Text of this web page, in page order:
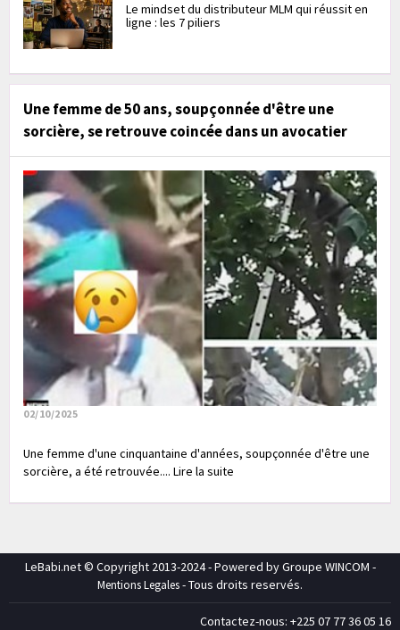
Le mindset du distributeur MLM qui réussit en
ligne : les 7 piliers
Une femme de 50 ans, soupçonnée d'être une
sorcière, se retrouve coincée dans un avocatier
02/10/2025
Une femme d'une cinquantaine d'années, soupçonnée d'être une
sorcière, a été retrouvée.... Lire la suite
LeBabi.net © Copyright 2013-2024 - Powered by Groupe WINCOM -
Mentions Legales- Tous droits reservés.
Contactez-nous: +225 07 77 36 05 16